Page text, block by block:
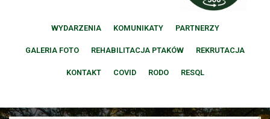
WYDARZENIA KOMUNIKATY PARTNERZY
GALERIA FOTO REHABILITACJA PTAKÓW REKRUTACJA
KONTAKT COVID RODO RESQL